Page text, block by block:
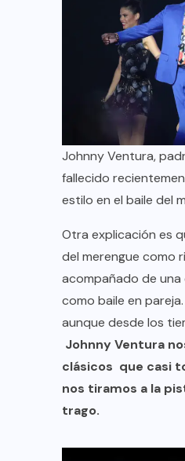
Johnny Ventura,
fallecido
estilo en el baile del
Otra explicación es
del merengue como
acompañado de
como baile en
aunque desde los
Johnny Ventura
clásicos que casi
nos tiramos a la
trago.